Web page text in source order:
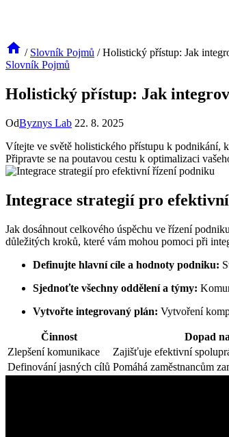
/ Slovník Pojmů / Holistický přístup: Jak
Slovník Pojmů
Holistický přístup: Jak
OdByznys Lab 22. 8. 2025
Vítejte ve světě holistického přístupu k podnikání,
Připravte se na poutavou cestu k optimalizaci
Integrace strategií pro
Jak dosáhnout celkového úspěchu ve řízení
důležitých kroků, které vám mohou pomoci při
Definujte hlavní cíle a hodnoty podniku:
Sjednoťte všechny oddělení a týmy:
Vytvořte integrovaný plán: Vytvoření
Činnost
Dopad
Zlepšení komunikace
Zajišťuje efektivní
Definování jasných cílů Pomáhá zaměstnancům